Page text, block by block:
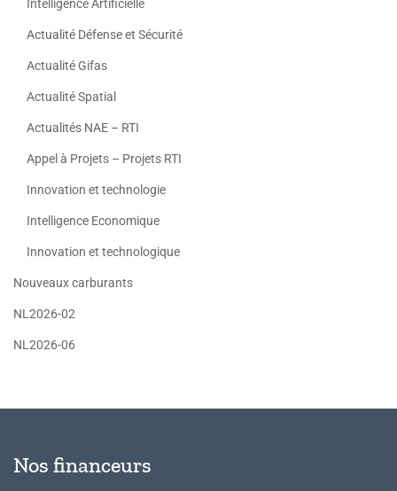
Intelligence Artificielle
Actualité Défense et Sécurité
Actualité Gifas
Actualité Spatial
Actualités NAE – RTI
Appel à Projets – Projets RTI
Innovation et technologie
Intelligence Economique
Innovation et technologique
Nouveaux carburants
NL2026-02
NL2026-06
Nos financeurs